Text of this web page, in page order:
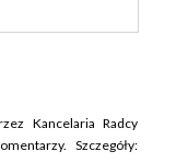
Kancelaria Radcy
Szczegóły: